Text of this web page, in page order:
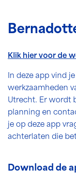
Klik hier voor de
In deze app vind
werkzaamheden
Utrecht. Er wordt
planning en
je op deze app
achterlaten die
Download de